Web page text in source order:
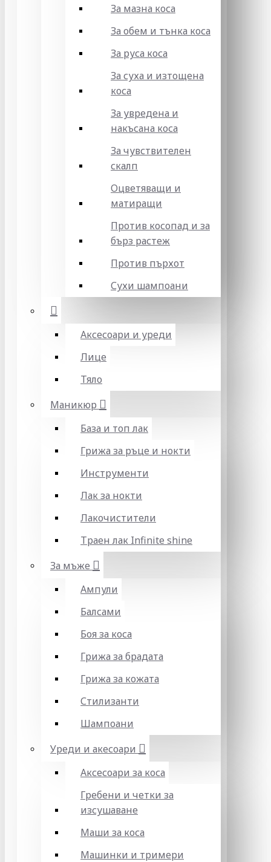
За мазна коса
За обем и тънка коса
За руса коса
За суха и изтощена
коса
За увредена и
накъсана коса
За чувствителен
скалп
Оцветяващи и
матиращи
Против косопад и за
бърз растеж
Против пърхот
Сухи шампоани
Аксесоари и уреди
Лице
Тяло
Маникюр
База и топ лак
Грижа за ръце и нокти
Инструменти
Лак за нокти
Лакочистители
Траен лак Infinite shine
За мъже
Ампули
Балсами
Боя за коса
Грижа за брадата
Грижа за кожата
Стилизанти
Шампоани
Уреди и акесоари
Аксесоари за коса
Гребени и четки за
изсушаване
Маши за коса
Машинки и тримери